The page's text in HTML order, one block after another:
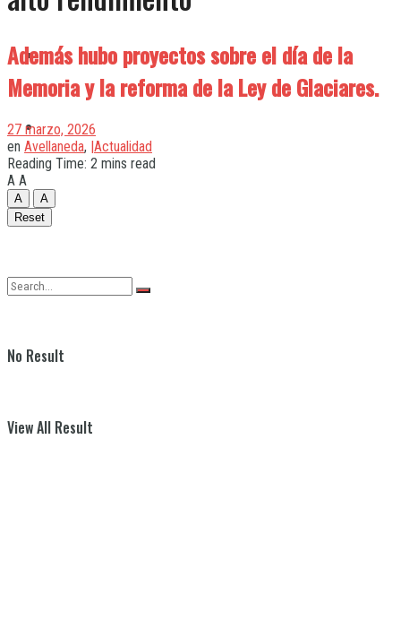
Quilmes
Varela
No Result
View All Result
Además hubo proyectos sobre el día de la
Memoria y la reforma de la Ley de Glaciares.
27 marzo, 2026
en Avellaneda, |Actualidad
Reading Time: 2 mins read
A A
A
A
Reset